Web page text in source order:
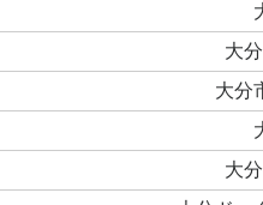
大
大分
大